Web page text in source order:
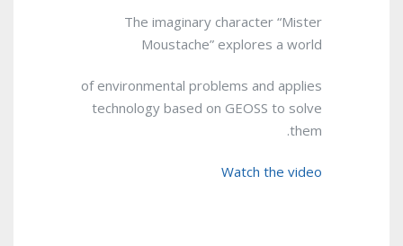
The imaginary character “Mister
Moustache” explores a world
of environmental problems and applies
technology based on GEOSS to solve
them.
Watch the video